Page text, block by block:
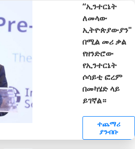
“ኢንተርኔት
ለመላው
ኢትዮጵያውያን"
በሚል መሪ ቃል
የዘንድሮው
የኢንተርኔት
ሶሳይቲ ፎረም
በመካሄድ ላይ
ይገኛል።
ተጨማሪ
ያንብቡ